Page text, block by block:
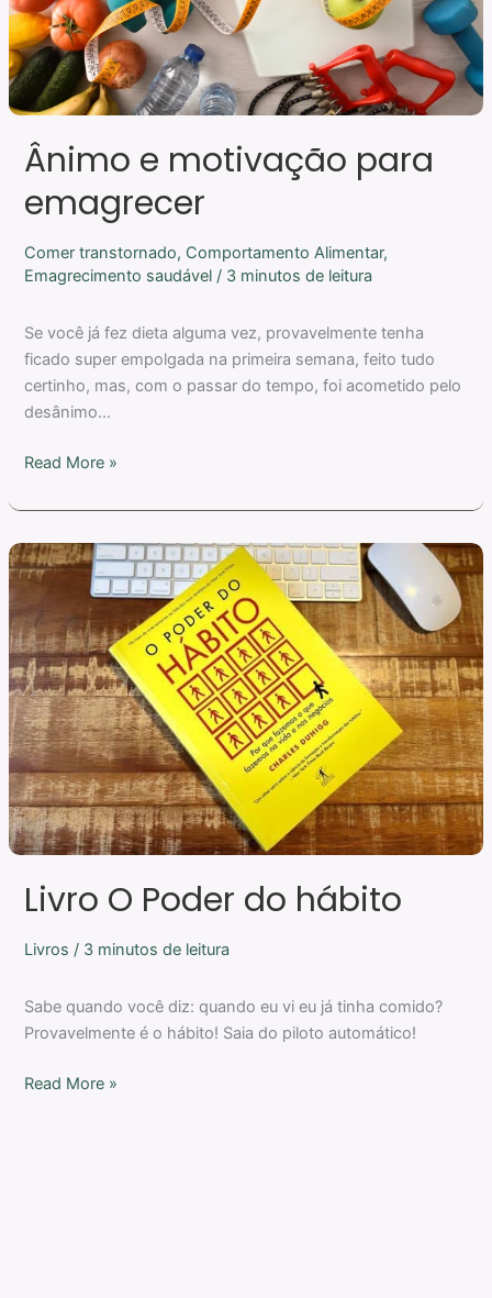
Ânimo e motivação para
emagrecer
Comer transtornado, Comportamento Alimentar,
Emagrecimento saudável / 3 minutos de leitura
Se você já fez dieta alguma vez, provavelmente tenha
ficado super empolgada na primeira semana, feito tudo
certinho, mas, com o passar do tempo, foi acometido pelo
desânimo…
Read More »
Livro O Poder do hábito
Livros / 3 minutos de leitura
Sabe quando você diz: quando eu vi eu já tinha comido?
Provavelmente é o hábito! Saia do piloto automático!
Livro
O
do
hábito
Read More »